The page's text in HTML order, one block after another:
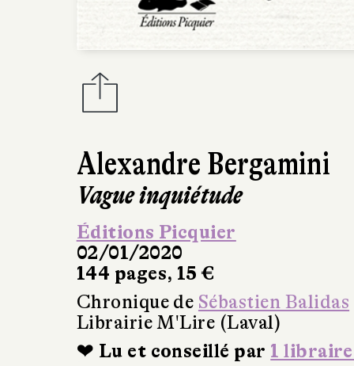
Alexandre Bergamini
Vague inquiétude
Éditions Picquier
02/01/2020
144 pages, 15 €
Chronique de Sébastien Balidas
Librairie M'Lire (Laval)
❤ Lu et conseillé par 1